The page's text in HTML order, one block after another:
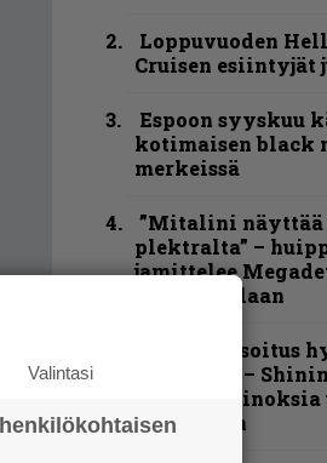
Loppuvuoden
Cruisen esiintyjät
Espoon syyskuu
kotimaisen black
merkeissä
”Mitalini näyttää
plektralta” –
jamittelee
palkinnollaan
Kunnianosoitus
Pohjolalle –
keskelle
videollaan
Valintasi